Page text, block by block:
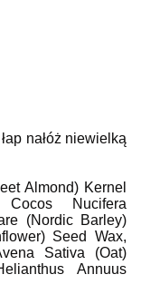
nałóż niewielką
Almond) Kernel
Cocos Nucifera
(Nordic Barley)
Seed Wax,
Sativa (Oat)
Annuus